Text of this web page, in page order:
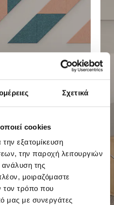
Σχετικά
cookies
εξατομίκευση
την παροχή λειτουργιών
ανάλυση της
μοιραζόμαστε
τον τρόπο που
μας με συνεργάτες